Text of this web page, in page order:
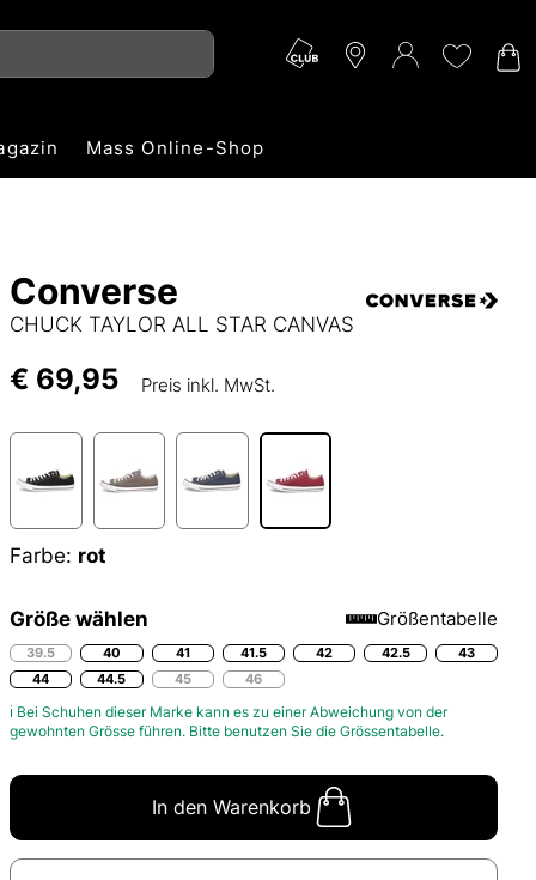
Mass Online-Shop
Converse
CHUCK TAYLOR ALL STAR CANVAS
€ 69,95 Preis inkl. MwSt.
Farbe: rot
Größe wählen Größentabelle
39.5 40 41 41.5 42 42.5
43
44
44.5 45 46
ℹ Bei Schuhen dieser Marke kann es zu einer Abweichung von der
gewohnten Grösse führen. Bitte benutzen Sie die Grössentabelle.
In den Warenkorb